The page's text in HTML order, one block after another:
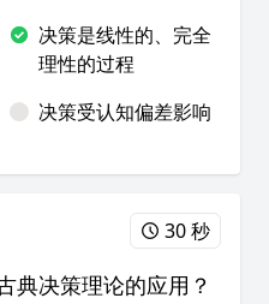
决策是线性的、完全
理性的过程
决策受认知偏差影响
30 秒
典决策理论的应用？